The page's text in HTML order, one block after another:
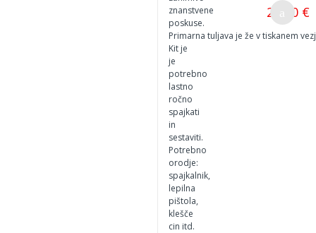
znanstvene
poskuse.
Primarna tuljava je že v tiskanem
Kit je
je
potrebno
lastno
ročno
spajkati
in
sestaviti.
Potrebno
orodje:
spajkalnik,
lepilna
pištola,
klešče
cin itd.
20,00 €